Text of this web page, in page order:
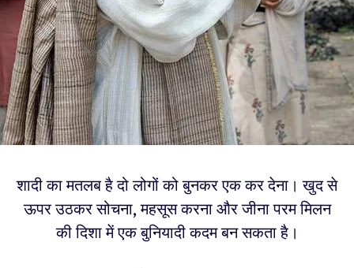
शादी का मतलब है दो लोगों को बुनकर एक कर देना। खुद से
ऊपर उठकर सोचना, महसूस करना और जीना परम मिलन
की दिशा में एक बुनियादी कदम बन सकता है।